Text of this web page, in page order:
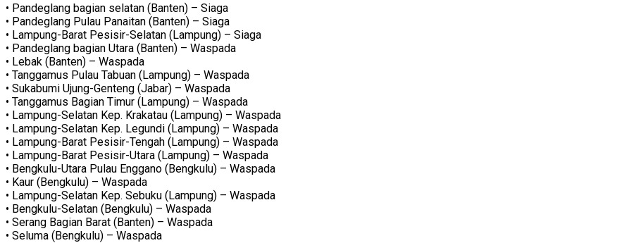
• Pandeglang bagian selatan (Banten) – Siaga
• Pandeglang Pulau Panaitan (Banten) – Siaga
• Lampung-Barat Pesisir-Selatan (Lampung) – Siaga
• Pandeglang bagian Utara (Banten) – Waspada
• Lebak (Banten) – Waspada
• Tanggamus Pulau Tabuan (Lampung) – Waspada
• Sukabumi Ujung-Genteng (Jabar) – Waspada
• Tanggamus Bagian Timur (Lampung) – Waspada
• Lampung-Selatan Kep. Krakatau (Lampung) – Waspada
• Lampung-Selatan Kep. Legundi (Lampung) – Waspada
• Lampung-Barat Pesisir-Tengah (Lampung) – Waspada
• Lampung-Barat Pesisir-Utara (Lampung) – Waspada
• Bengkulu-Utara Pulau Enggano (Bengkulu) – Waspada
• Kaur (Bengkulu) – Waspada
• Lampung-Selatan Kep. Sebuku (Lampung) – Waspada
• Bengkulu-Selatan (Bengkulu) – Waspada
• Serang Bagian Barat (Banten) – Waspada
• Seluma (Bengkulu) – Waspada